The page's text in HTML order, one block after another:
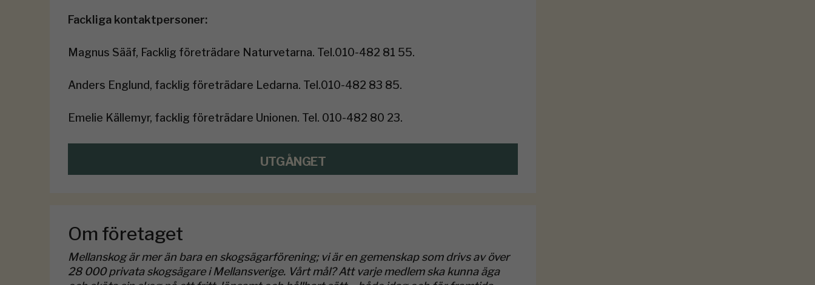
Fackliga kontaktpersoner:
Magnus Sääf, Facklig företrädare Naturvetarna. Tel.010-482 81 55.
Anders Englund, facklig företrädare Ledarna. Tel.010-482 83 85.
Emelie Källemyr, facklig företrädare Unionen. Tel. 010-482 80 23.
UTGÅNGET
Om företaget
Mellanskog är mer än bara en skogsägarförening; vi är en gemenskap som drivs av över
28 000 privata skogsägare i Mellansverige. Vårt mål? Att varje medlem ska kunna äga